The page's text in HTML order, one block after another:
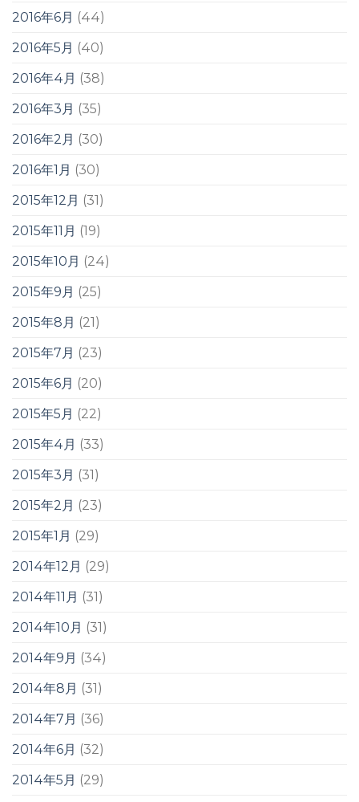
2016年6月 (44)
2016年5月 (40)
2016年4月 (38)
2016年3月 (35)
2016年2月 (30)
2016年1月 (30)
2015年12月 (31)
2015年11月 (19)
2015年10月 (24)
2015年9月 (25)
2015年8月 (21)
2015年7月 (23)
2015年6月 (20)
2015年5月 (22)
2015年4月 (33)
2015年3月 (31)
2015年2月 (23)
2015年1月 (29)
2014年12月 (29)
2014年11月 (31)
2014年10月 (31)
2014年9月 (34)
2014年8月 (31)
2014年7月 (36)
2014年6月 (32)
2014年5月 (29)